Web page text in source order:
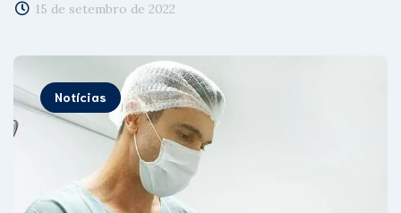
15 de setembro de 2022
Notícias